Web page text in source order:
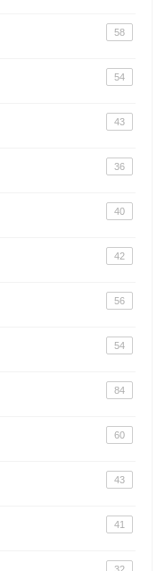
58
54
43
36
40
42
56
54
84
60
43
41
32